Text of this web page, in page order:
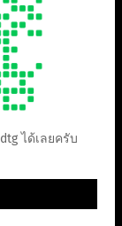
ได้เลยครับ